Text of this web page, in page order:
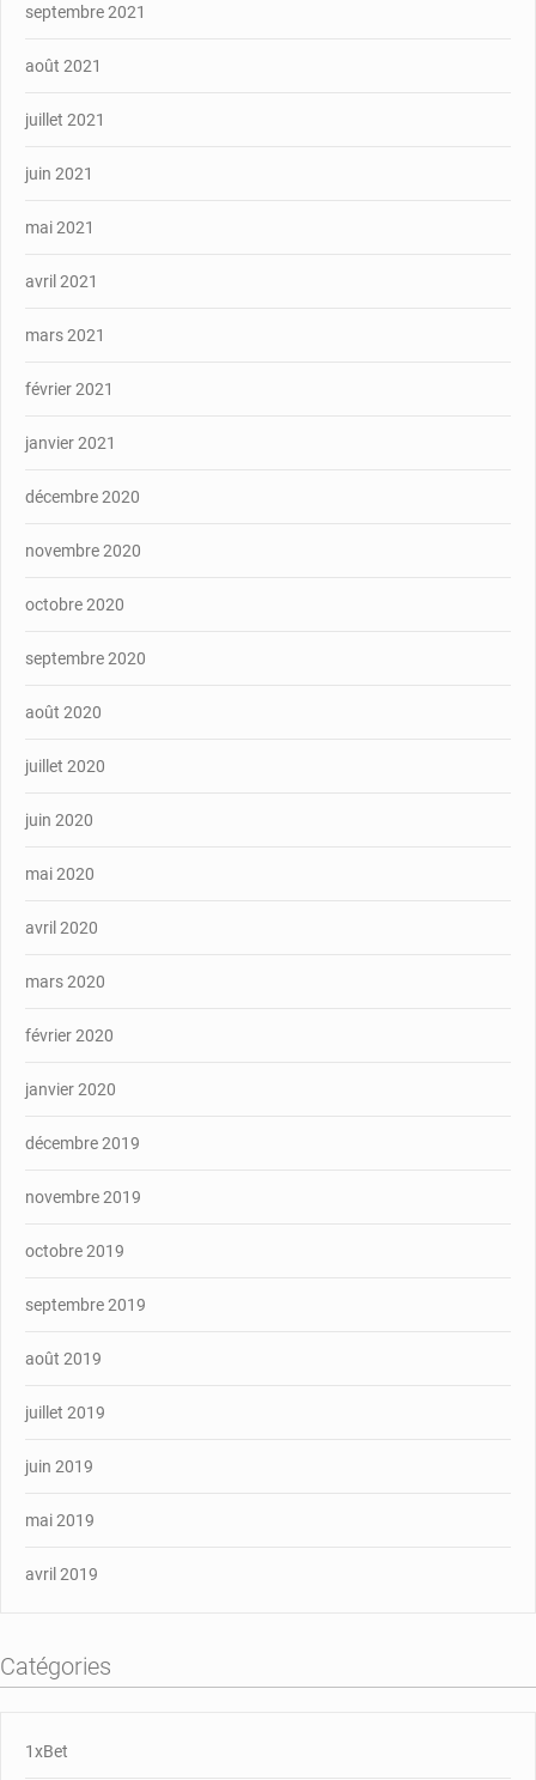
septembre 2021
août 2021
juillet 2021
juin 2021
mai 2021
avril 2021
mars 2021
février 2021
janvier 2021
décembre 2020
novembre 2020
octobre 2020
septembre 2020
août 2020
juillet 2020
juin 2020
mai 2020
avril 2020
mars 2020
février 2020
janvier 2020
décembre 2019
novembre 2019
octobre 2019
septembre 2019
août 2019
juillet 2019
juin 2019
mai 2019
avril 2019
Catégories
1xBet